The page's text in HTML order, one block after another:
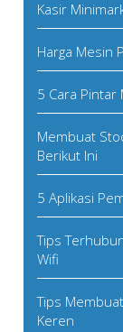
Kasir
Harga Mesin
5 Cara
Membuat
Berikut Ini
5 Aplikasi
Tips
Wifi
Tips
Keren